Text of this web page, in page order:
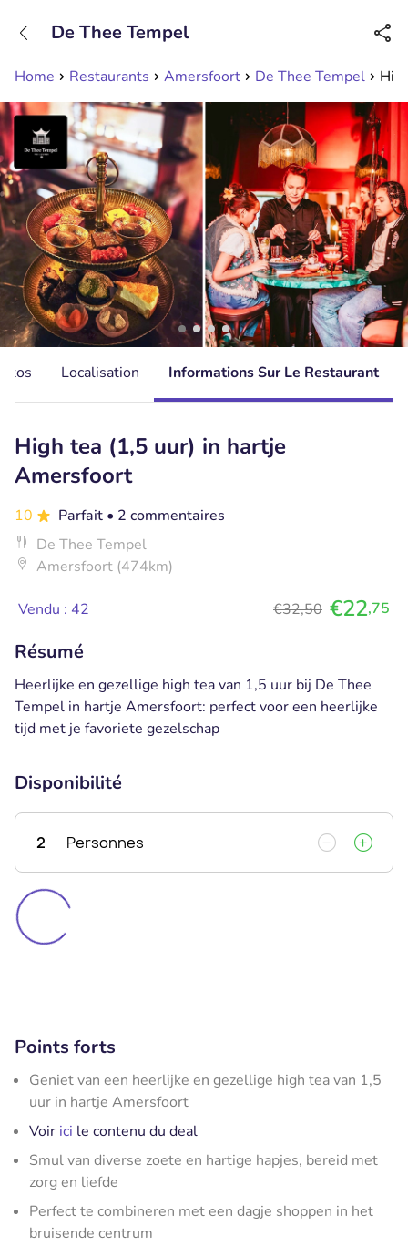
Disponible jusqu'à 23:00 heures
Home Restaurants Amersfoort De Thee Tempel
De Thee Tempel
Localisation Informations Sur Le Restaurant
High tea (1,5 uur) in hartje
Amersfoort
10 Parfait • 2 commentaires
De Thee Tempel
Amersfoort (474km)
Vendu : 42 €32,50 €22,75
Résumé
Heerlijke en gezellige high tea van 1,5 uur bij De Thee
Tempel in hartje Amersfoort: perfect voor een heerlijke
tijd met je favoriete gezelschap
Disponibilité
2 Personnes
Points forts
Geniet van een heerlijke en gezellige high tea van 1,5
uur in hartje Amersfoort
Voir ici le contenu du deal
Smul van diverse zoete en hartige hapjes, bereid met
zorg en liefde
Perfect te combineren met een dagje shoppen in het
bruisende centrum